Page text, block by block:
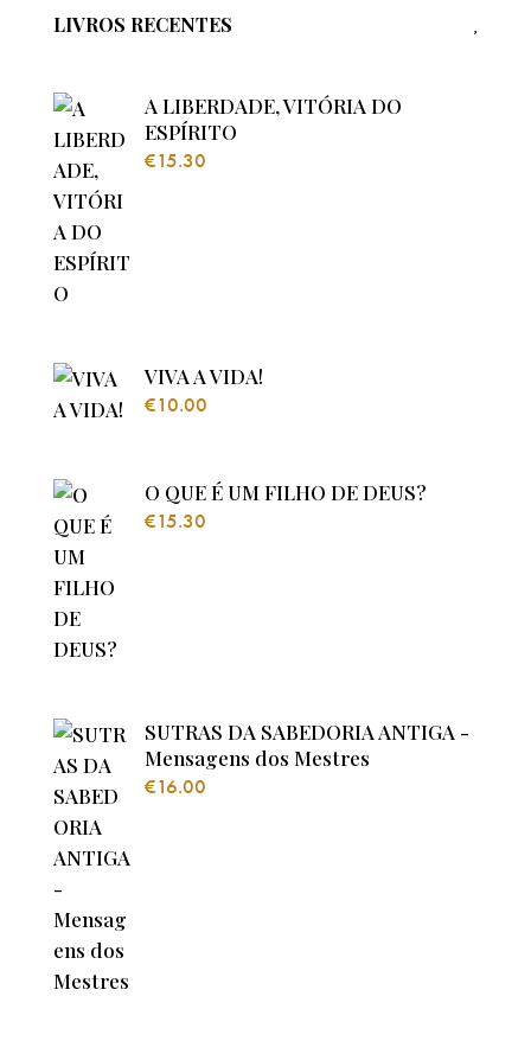
LIVROS RECENTES
A LIBERDADE, VITÓRIA DO
ESPÍRITO
€15.30
VIVA A VIDA!
€10.00
O QUE É UM FILHO DE DEUS?
€15.30
SUTRAS DA SABEDORIA ANTIGA -
Mensagens dos Mestres
€16.00